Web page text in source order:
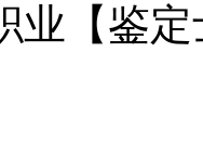
业【鉴